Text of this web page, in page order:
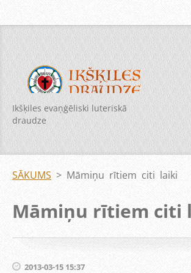
Ikšķiles evaņģēliski luteriskā
draudze
SĀKUMS > Māmiņu rītiem citi laiki
Māmiņu rītiem citi
2013-03-15 15:37